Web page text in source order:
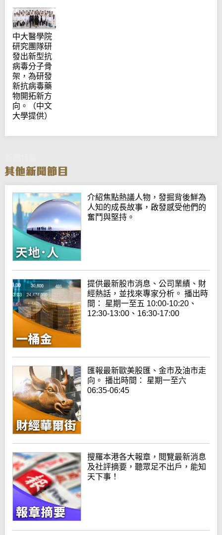
中大醫學院
研究團隊研
發出新型抗
病毒分子骨
架，為研發
新抗病毒藥
物開拓新方
向。（中文
大學提供）
介紹焦點熱議人物，發掘背後鮮為
人知的成長故事，啟發感受他們的
奮鬥與堅持。
提供最新股市消息、公司業績、財
經熱話，並找來專家分析。 播出時
間： 星期一至五 10:00-10:20、
12:30-13:00、16:30-17:00
匯報最新歐美股匯、金市及油市走
向。 播出時間： 星期一至六
06:35-06:45
搜羅本港各大報章，閱覽最新消息
及社評摘要，聽眾足不出戶，能知
天下事！